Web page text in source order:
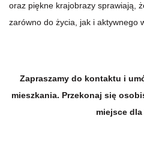
oraz piękne krajobrazy sprawiają,
zarówno do życia, jak i aktywnego
Zapraszamy do kontaktu i
mieszkania. Przekonaj się
miejsce